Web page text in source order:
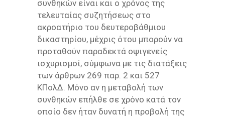
συνθηκών είναι και ο χρόνος της
τελευταίας συζητήσεως στο
ακροατήριο του δευτεροβάθμιου
δικαστηρίου, μέχρις ότου μπορούν να
προταθούν παραδεκτά οψιγενείς
ισχυρισμοί, σύμφωνα με τις διατάξεις
των άρθρων 269 παρ. 2 και 527
ΚΠολΔ. Μόνο αν η μεταβολή των
συνθηκών επήλθε σε χρόνο κατά τον
οποίο δεν ήταν δυνατή η προβολή της